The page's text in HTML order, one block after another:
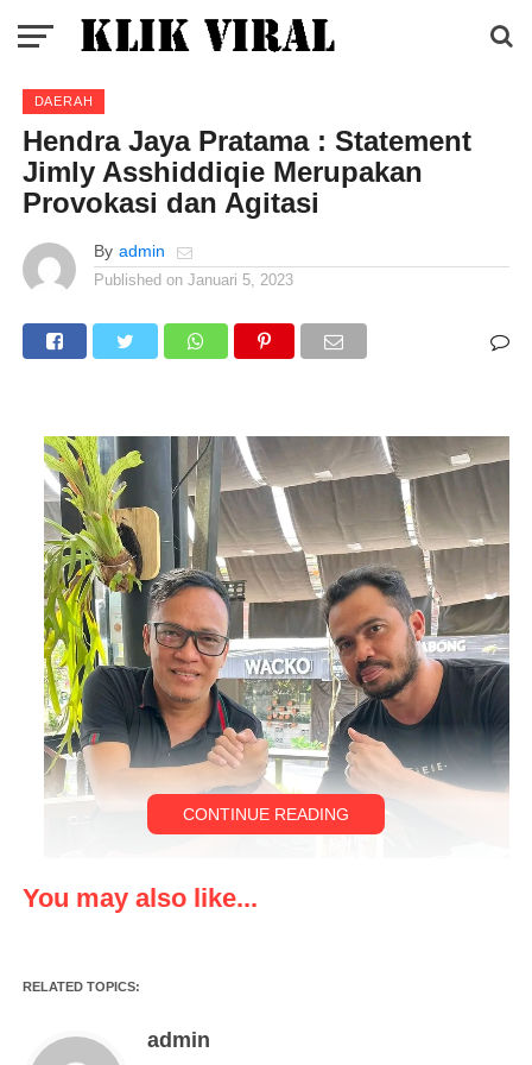
DAERAH
Hendra Jaya Pratama : Statement
Jimly Asshiddiqie Merupakan
Provokasi dan Agitasi
By admin
Published on Januari 5, 2023
CONTINUE READING
You may also like...
RELATED TOPICS:
admin